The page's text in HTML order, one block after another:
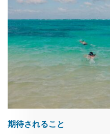
期待されること